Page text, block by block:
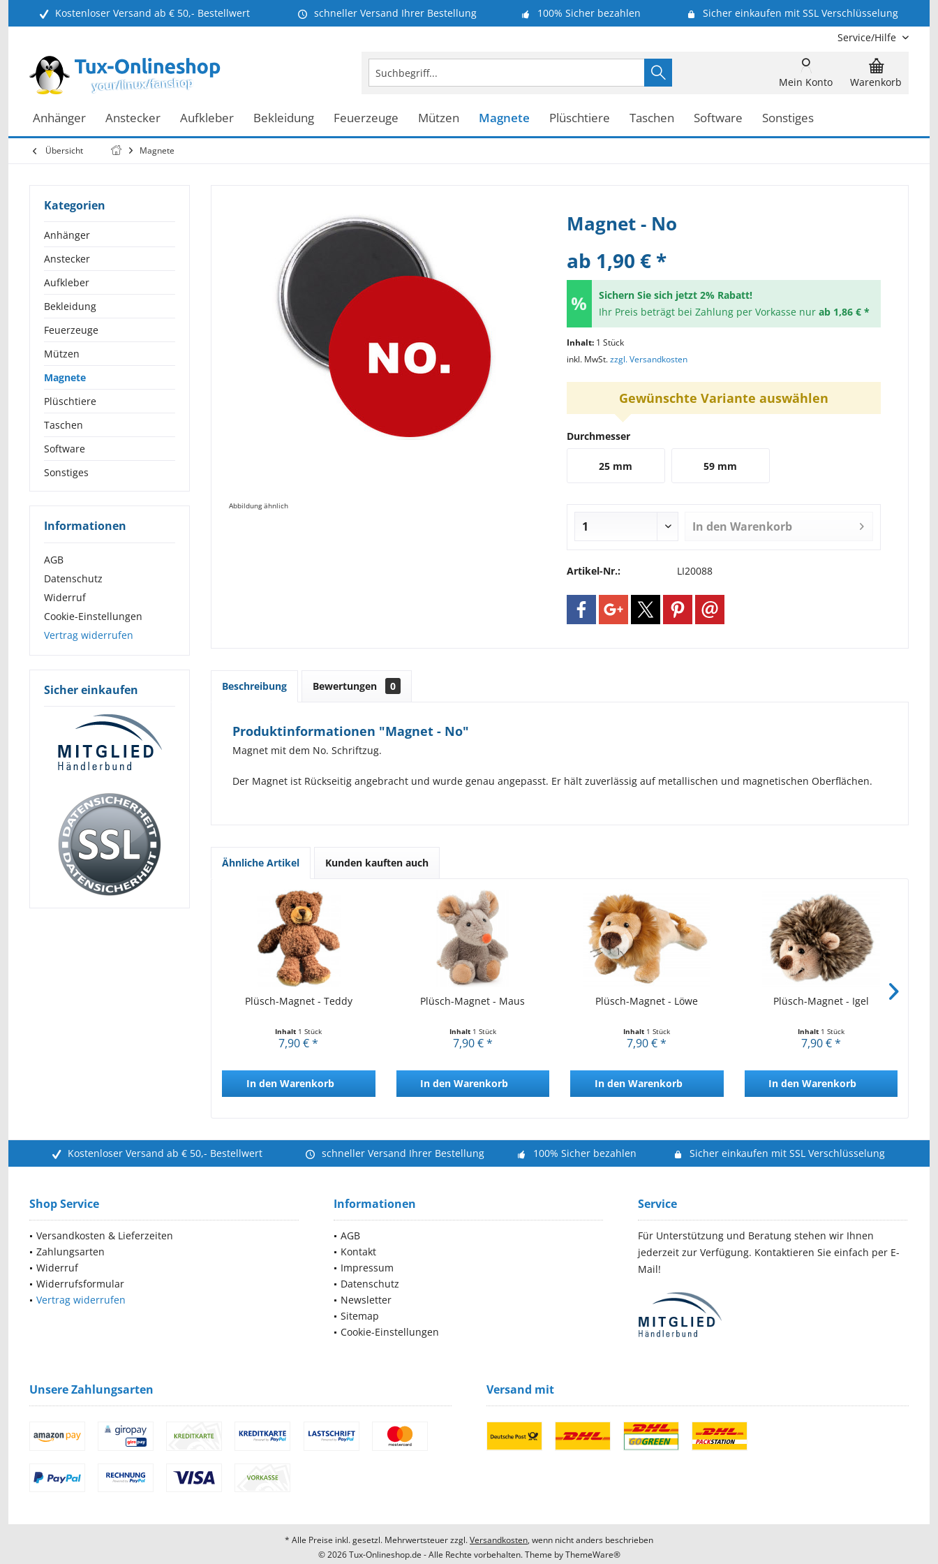
Kostenloser Versand ab € 50,- Bestellwert schneller Versand Ihrer Bestellung 100% Sicher bezahlen
Sicher einkaufen mit SSL Verschlüsselung
Service/Hilfe
Warenkorb
Mein Konto
Anhänger Anstecker Aufkleber Bekleidung Feuerzeuge Mützen Magnete Plüschtiere Taschen Software Sonstiges
Übersicht Magnete
Kategorien
Anhänger
Anstecker
Aufkleber
Bekleidung
Feuerzeuge
Mützen
Magnete
Plüschtiere
Taschen
Software
Sonstiges
Informationen
AGB
Datenschutz
Widerruf
Cookie-Einstellungen
Vertrag widerrufen
Sicher einkaufen
Abbildung ähnlich
Magnet - No
ab 1,90 € *
Sichern Sie sich jetzt 2% Rabatt!
Ihr Preis beträgt bei Zahlung per Vorkasse nur ab 1,86 € *
Inhalt: 1 Stück
inkl. MwSt.zzgl. Versandkosten
Gewünschte Variante auswählen
Durchmesser
25 mm 59 mm
In den Warenkorb
Artikel-Nr.: LI20088
Beschreibung Bewertungen 0
Produktinformationen "Magnet - No"
Magnet mit dem No. Schriftzug.
Der Magnet ist Rückseitig angebracht und wurde genau angepasst. Er hält zuverlässig auf metallischen und magnetischen Oberflächen.
Ähnliche Artikel Kunden kauften auch
Plüsch-Magnet - Teddy
Inhalt 1 Stück
7,90 € *
In den Warenkorb
Plüsch-Magnet - Maus
Inhalt 1 Stück
7,90 € *
In den Warenkorb
Plüsch-Magnet - Löwe
Inhalt 1 Stück
7,90 € *
In den Warenkorb
Plüsch-Magnet - Igel
Inhalt 1 Stück
7,90 € *
In den Warenkorb
Kostenloser Versand ab € 50,- Bestellwert schneller Versand Ihrer Bestellung 100% Sicher bezahlen Sicher einkaufen mit SSL Verschlüsselung
Shop Service
Versandkosten & Lieferzeiten
Zahlungsarten
Widerruf
Widerrufsformular
Vertrag widerrufen
Informationen
AGB
Kontakt
Impressum
Datenschutz
Newsletter
Sitemap
Cookie-Einstellungen
Service
Für Unterstützung und Beratung stehen wir Ihnen
jederzeit zur Verfügung. Kontaktieren Sie einfach per E-
Mail!
Unsere Zahlungsarten Versand mit
* Alle Preise inkl. gesetzl. Mehrwertsteuer zzgl.Versandkosten, wenn nicht anders beschrieben
© 2026 Tux-Onlineshop.de - Alle Rechte vorbehalten. Theme byThemeWare®